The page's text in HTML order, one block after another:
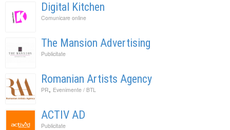
Digital Kitchen
Comunicare online
The Mansion Advertising
Publicitate
Romanian Artists Agency
PR, Evenimente / BTL
ACTIV AD
Publicitate